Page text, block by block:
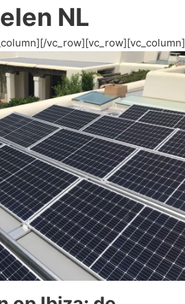
NL
vc_row][vc_row][vc_column]